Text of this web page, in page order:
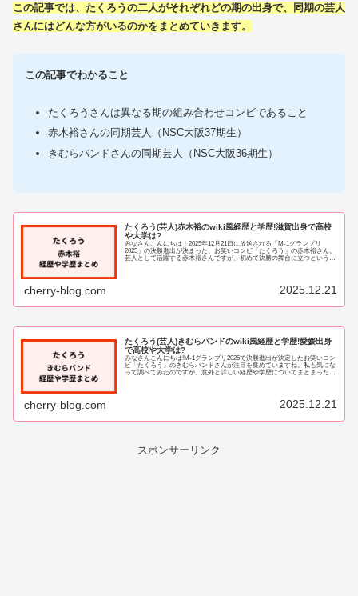
この記事では、たくろうの二人がそれぞれどの期の出身で、同期の芸人
さんにはどんな方がいるのかをまとめていきます。
この記事でわかること
たくろうさんは異なる期の組み合わせコンビであること
赤木裕さんの同期芸人（NSC大阪37期生）
きむらバンドさんの同期芸人（NSC大阪36期生）
たくろう(芸人)赤木裕のwiki風経歴と学歴!滋賀出身で高校
や大学は?
みなさんこんにちは！2025年12月21日に放送される「M-1グランプリ
2025」の決勝進出が決まった、お笑いコンビ「たくろう」の赤木裕さん。
芸人として活躍する赤木裕さんですが、初めて決勝の舞台に立つというこ
cherry-blog.com 2025.12.21
たくろう(芸人)きむらバンドのwiki風経歴と学歴!愛媛出身
で高校や大学は?
みなさんこんにちは!M-1グランプリ2025で決勝進出が決定したお笑いコン
ビ「たくろう」のきむらバンドさんが注目を集めていますね。私も気にな
って調べてみたのですが、意外と詳しい経歴や学歴についてまとまった情
cherry-blog.com 2025.12.21
スポンサーリンク